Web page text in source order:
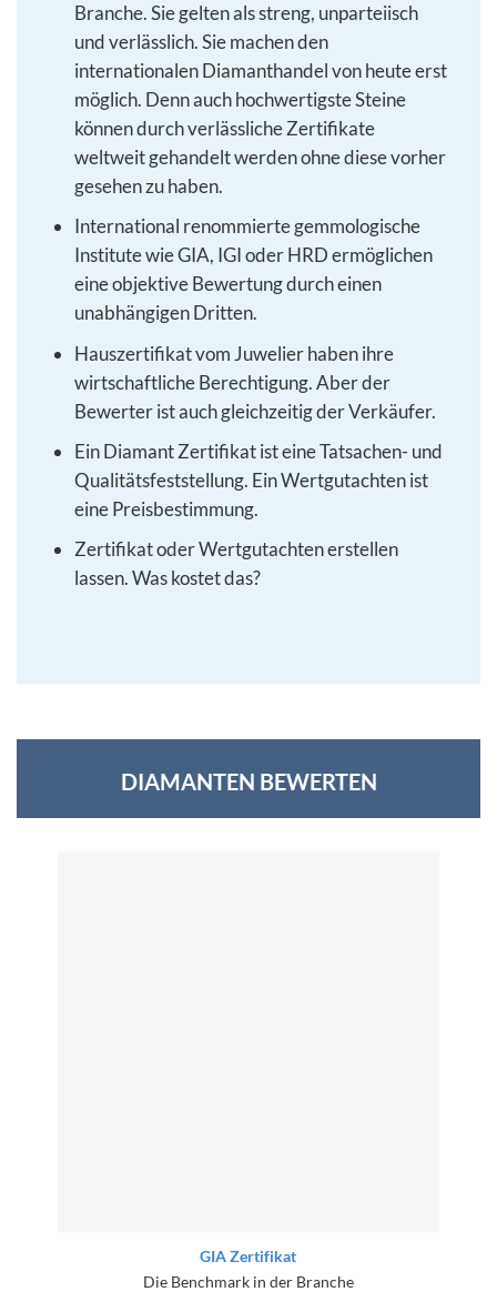
Branche. Sie gelten als streng, unparteiisch
und verlässlich. Sie machen den
internationalen Diamanthandel von heute erst
möglich. Denn auch hochwertigste Steine
können durch verlässliche Zertifikate
weltweit gehandelt werden ohne diese vorher
gesehen zu haben.
International renommierte gemmologische
Institute wie GIA, IGI oder HRD ermöglichen
eine objektive Bewertung durch einen
unabhängigen Dritten.
Hauszertifikat vom Juwelier haben ihre
wirtschaftliche Berechtigung. Aber der
Bewerter ist auch gleichzeitig der Verkäufer.
Ein Diamant Zertifikat ist eine Tatsachen- und
Qualitätsfeststellung. Ein Wertgutachten ist
eine Preisbestimmung.
Zertifikat oder Wertgutachten erstellen
lassen. Was kostet das?
DIAMANTEN BEWERTEN
GIA Zertifikat
Die Benchmark in der Branche